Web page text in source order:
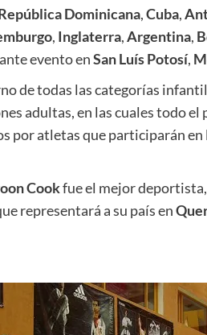
Dominicana,Cuba,
, Inglaterra,Argentina,
evento enSanLuís Potosí,
de todas las categorías
adultas, en las cuales todo
por atletas que participarán en
Cookfue el mejor
representará a su país en